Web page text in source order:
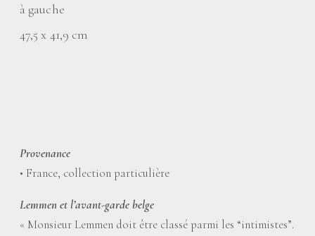
à gauche
47,5 x 41,9 cm
Provenance
• France, collection particulière
Lemmen et l’avant-garde belge
« Monsieur Lemmen doit être classé parmi les “intimistes”.